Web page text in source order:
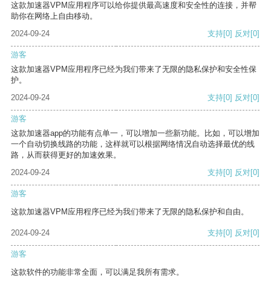
这款加速器VPM应用程序可以给你提供最高速度和安全性的连接，并帮
助你在网络上自由移动。
2024-09-24
支持[0] 反对[0]
游客
这款加速器VPM应用程序已经为我们带来了无限的隐私保护和安全性保
护。
2024-09-24
支持[0] 反对[0]
游客
这款加速器app的功能有点单一，可以增加一些新功能。比如，可以增加
一个自动切换线路的功能，这样就可以根据网络情况自动选择最优的线
路，从而获得更好的加速效果。
2024-09-24
支持[0] 反对[0]
游客
这款加速器VPM应用程序已经为我们带来了无限的隐私保护和自由。
2024-09-24 支持[0] 反对[0]
游客
这款软件的功能非常全面，可以满足我所有需求。